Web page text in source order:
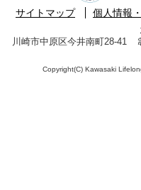
サイトマップ 個人情報
川崎市中原区今井南町28-41
Copyright(C) Kawasaki